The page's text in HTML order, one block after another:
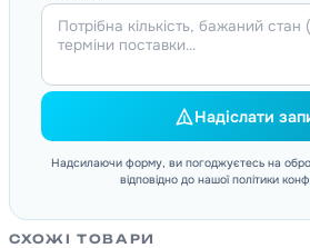
Надіслати
Надсилаючи форму, ви погоджуєтесь на
відповідно до нашої політики
СХОЖІ ТОВАРИ